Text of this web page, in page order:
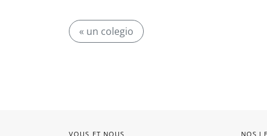
« un colegio
VOUS ET NOUS NOS